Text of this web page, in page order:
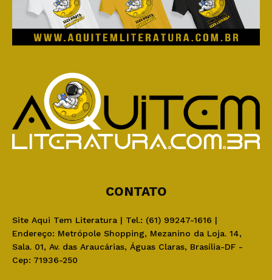
CONTATO
Site Aqui Tem Literatura | Tel.: (61) 99247-1616 |
Endereço: Metrópole Shopping, Mezanino da Loja. 14,
Sala. 01, Av. das Araucárias, Águas Claras, Brasília-DF -
Cep: 71936-250